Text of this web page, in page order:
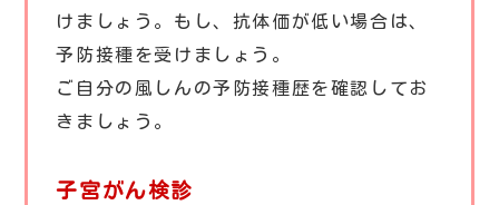
けましょう。もし、抗体価が低い場合は、
予防接種を受けましょう。
ご自分の風しんの予防接種歴を確認してお
きましょう。
子宮がん検診